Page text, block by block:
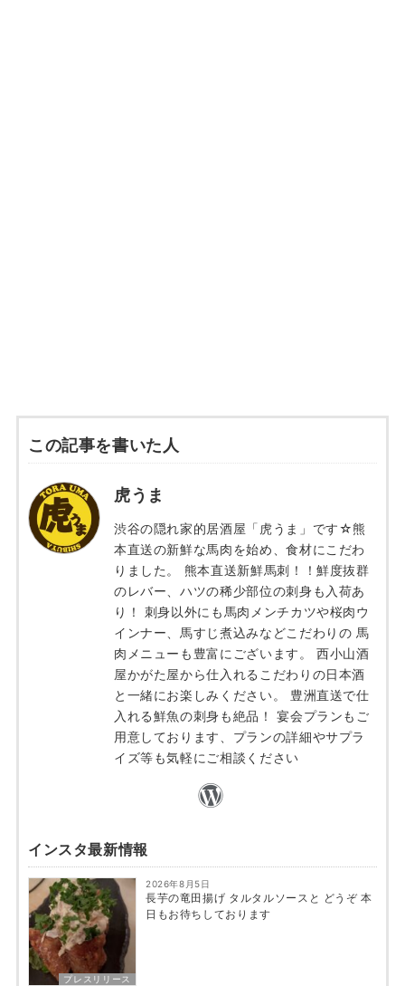
この記事を書いた人
虎うま
渋谷の隠れ家的居酒屋「虎うま」です☆熊
本直送の新鮮な馬肉を始め、食材にこだわ
りました。 熊本直送新鮮馬刺！！鮮度抜群
のレバー、ハツの稀少部位の刺身も入荷あ
り！ 刺身以外にも馬肉メンチカツや桜肉ウ
インナー、馬すじ煮込みなどこだわりの 馬
肉メニューも豊富にございます。 西小山酒
屋かがた屋から仕入れるこだわりの日本酒
と一緒にお楽しみください。 豊洲直送で仕
入れる鮮魚の刺身も絶品！ 宴会プランもご
用意しております、プランの詳細やサプラ
イズ等も気軽にご相談ください
インスタ最新情報
プレスリリース
2026年8月5日
長芋の竜田揚げ タルタルソースと どうぞ 本
日もお待ちしております